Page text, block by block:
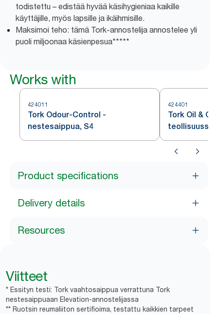
todistettu – edistää hyvää käsihygieniaa kaikille
käyttäjille, myös lapsille ja ikäihmisille.
Maksimoi teho: tämä Tork-annostelija annostelee yli
puoli miljoonaa käsienpesua*****
Works with
424011
Tork Odour-Control -
nestesaippua, S4
424401
Tork Oil &
Product specifications
Delivery details
Resources
Viitteet
* Essityn testi: Tork vaahtosaippua verrattuna Tork
nestesaippuaan Elevation-annostelijassa
** Ruotsin reumaliiton sertifioima, testattu kaikkien tarpeet